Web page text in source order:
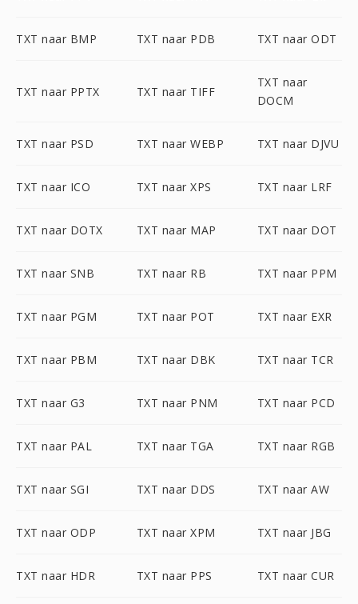
TXT naar BMP TXT naar PDB TXT naar ODT
TXT naar PPTX TXT naar TIFF
TXT naar
DOCM
TXT naar PSD TXT naar WEBP TXT naar DJVU
TXT naar ICO TXT naar XPS TXT naar LRF
TXT naar DOTX TXT naar MAP TXT naar DOT
TXT naar SNB TXT naar RB TXT naar PPM
TXT naar PGM TXT naar POT TXT naar EXR
TXT naar PBM TXT naar DBK TXT naar TCR
TXT naar G3 TXT naar PNM TXT naar PCD
TXT naar PAL TXT naar TGA TXT naar RGB
TXT naar SGI TXT naar DDS TXT naar AW
TXT naar ODP TXT naar XPM TXT naar JBG
TXT naar HDR TXT naar PPS TXT naar CUR